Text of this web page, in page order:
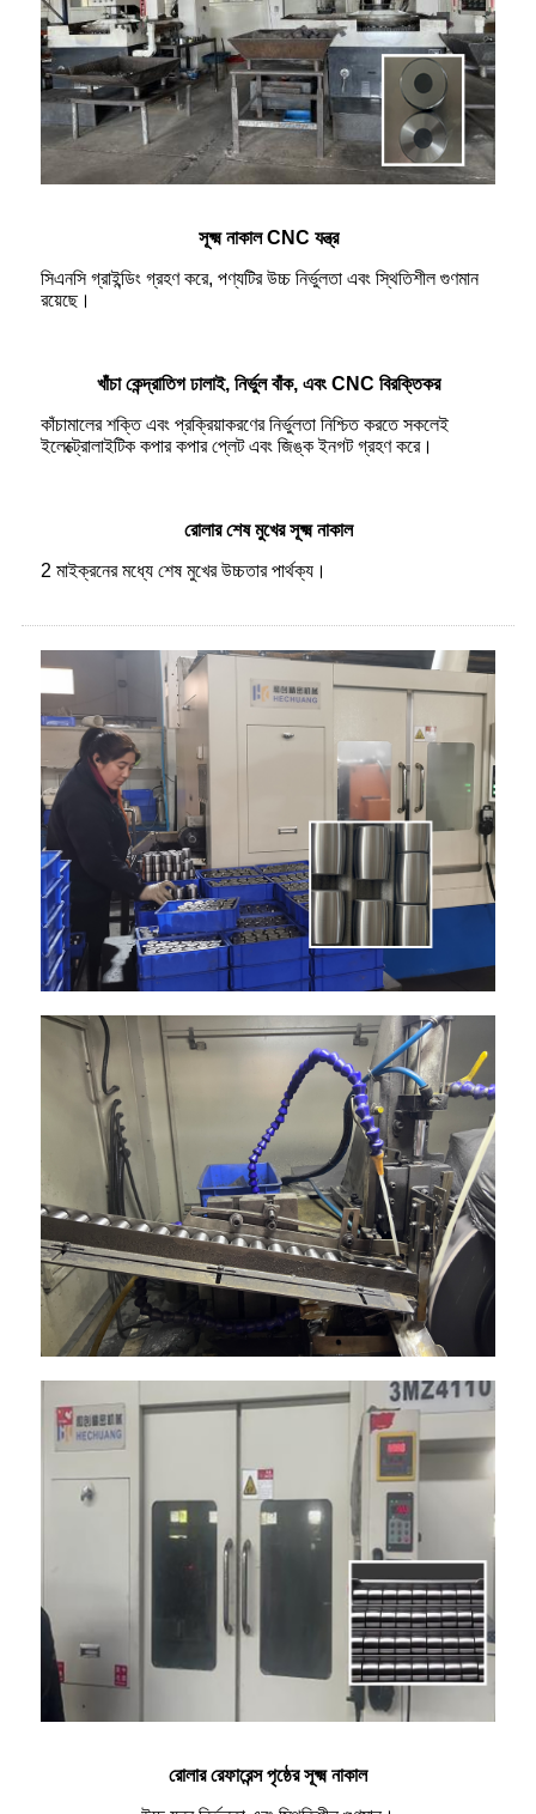
সূক্ষ্ম নাকাল CNC যন্ত্র
সিএনসি গ্রাইন্ডিং গ্রহণ করে, পণ্যটির উচ্চ নির্ভুলতা এবং স্থিতিশীল গুণমান
রয়েছে।
খাঁচা কেন্দ্রাতিগ ঢালাই, নির্ভুল বাঁক, এবং CNC বিরক্তিকর
কাঁচামালের শক্তি এবং প্রক্রিয়াকরণের নির্ভুলতা নিশ্চিত করতে সকলেই
ইলেক্ট্রোলাইটিক কপার কপার প্লেট এবং জিঙ্ক ইনগট গ্রহণ করে।
রোলার শেষ মুখের সূক্ষ্ম নাকাল
2 মাইক্রনের মধ্যে শেষ মুখের উচ্চতার পার্থক্য।
রোলার রেফারেন্স পৃষ্ঠের সূক্ষ্ম নাকাল